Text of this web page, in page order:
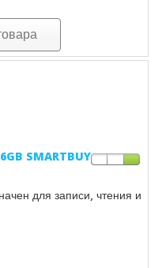
SMARTBUY
для записи, чтения и